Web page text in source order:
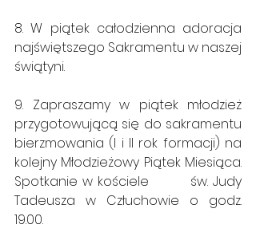
8. W piątek całodzienna adoracja
najświętszego Sakramentu w naszej
świątyni.
9. Zapraszamy w piątek młodzież
przygotowującą się do sakramentu
bierzmowania (I i II rok formacji) na
kolejny Młodzieżowy Piątek Miesiąca.
Spotkanie w kościele         św. Judy
Tadeusza w Człuchowie o godz.
19.00.